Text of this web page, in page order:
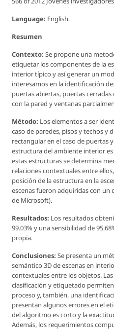
Language: English.
Resumen
Contexto: Se propone una
etiquetar los componentes de la
interior típico y así generar un
interesamos en la identificación
puertas abiertas, puertas
con la pared y ventanas
Método: Los elementos a ser
caso de paredes, pisos y techos y
rectangular en el caso de puertas
estructura del ambiente interior
estas estructuras se determina
relaciones contextuales entre
posición de la estructura en la
escenas fueron adquiridas con un
de Microsoft).
Resultados: Los resultados
99.03% y una sensibilidad de
propia.
Conclusiones: Se presenta un
semántico 3D de escenas en
contextuales entre los objetos.
clasificación y etiquetado
proceso y, también, una
presentan algunos errores en el
del algoritmo es corto y la
Además, los requerimientos